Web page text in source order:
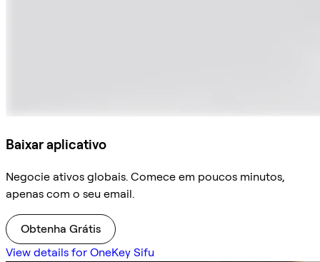
Baixar aplicativo
Negocie ativos globais. Comece em poucos minutos,
apenas com o seu email.
Obtenha Grátis
View details for OneKey Sifu